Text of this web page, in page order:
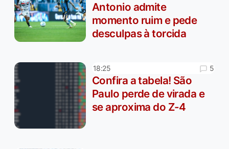
Antonio admite
momento ruim e pede
desculpas à torcida
18:25 5
Confira a tabela! São
Paulo perde de virada e
se aproxima do Z-4